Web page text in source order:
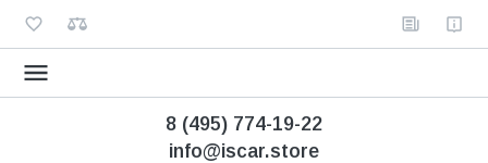
8 (495) 774-19-22
info@iscar.store